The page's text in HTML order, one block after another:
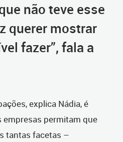
não teve esse
querer mostrar
fazer”, fala a
explica Nádia, é
empresas permitam que
tantas facetas –